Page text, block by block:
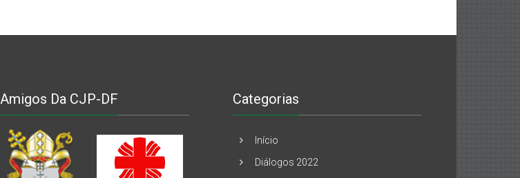
Amigos Da CJP-DF Categorias
Início
Diálogos 2022